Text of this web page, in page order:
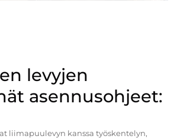
levyjen
asennusohjeet:
liimapuulevyn kanssa työskentelyn,